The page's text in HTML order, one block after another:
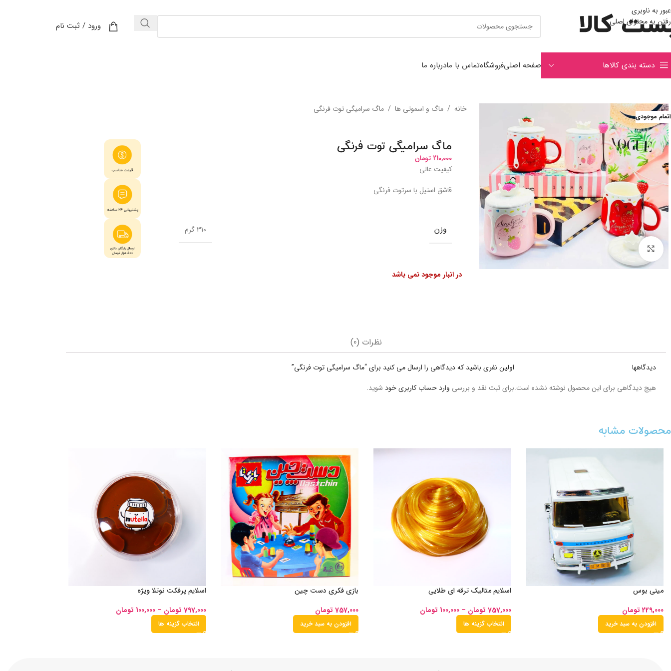
عبور به ناوبری
رفتن به محتوای اصلی
ورود / ثبت نام
دسته بندی کالاها صفحه اصلیفروشگاهتماس با مادرباره ما
اتمام موجودی
بزرگنمایی تصویر
خانه / ماگ و اسموتی ها / ماگ سرامیگی توت فرنگی
ماگ سرامیگی توت فرنگی
210,000 تومان
کیفیت عالی
قاشق استیل با سرتوت فرنگی
وزن 310 گرم
در انبار موجود نمی باشد
نظرات (0)
دیدگاهها
هیچ دیدگاهی برای این محصول نوشته نشده است.
اولین نفری باشید که دیدگاهی را ارسال می کنید برای “ماگ سرامیگی توت فرنگی”
برای ثبت نقد و بررسی وارد حساب کاربری خود شوید.
محصولات مشابه
مینی بوس
229,000 تومان
افزودن به سبد خرید
اسلایم متالیک ترقه ای طلایی
757,000 تومان –
100,000 تومان
انتخاب گزینه ها
بازی فکری دست چین
757,000 تومان
افزودن به سبد خرید
اسلایم پرفکت نوتلا ویژه
797,000 تومان –
100,000 تومان
انتخاب گزینه ها